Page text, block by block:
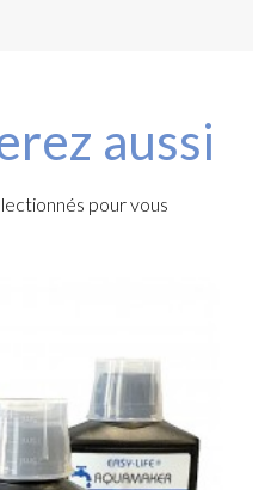
aussi
pour vous